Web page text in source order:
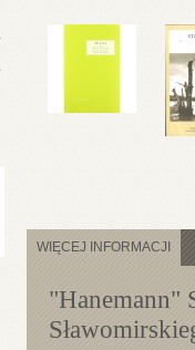
WIĘCEJ INFORMACJI
"Hanemann"